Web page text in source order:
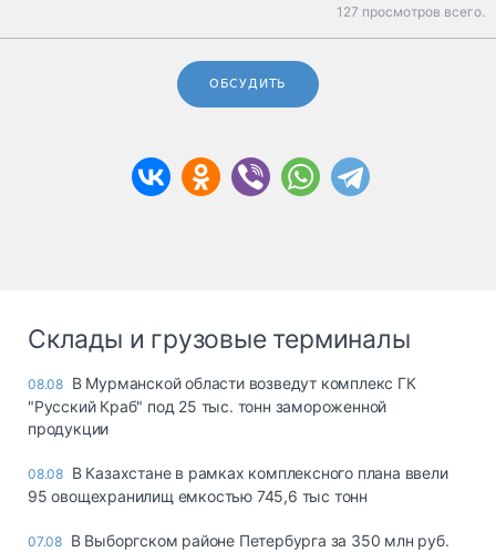
127 просмотров всего.
ОБСУДИТЬ
Склады и грузовые терминалы
08.08 В Мурманской области возведут комплекс ГК
"Русский Краб" под 25 тыс. тонн замороженной
продукции
08.08 В Казахстане в рамках комплексного плана ввели
95 овощехранилищ емкостью 745,6 тыс тонн
07.08 В Выборгском районе Петербурга за 350 млн руб.